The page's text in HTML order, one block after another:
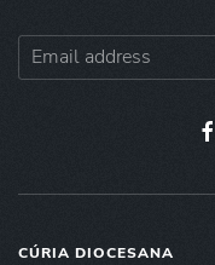
CÚRIA DIOCESANA